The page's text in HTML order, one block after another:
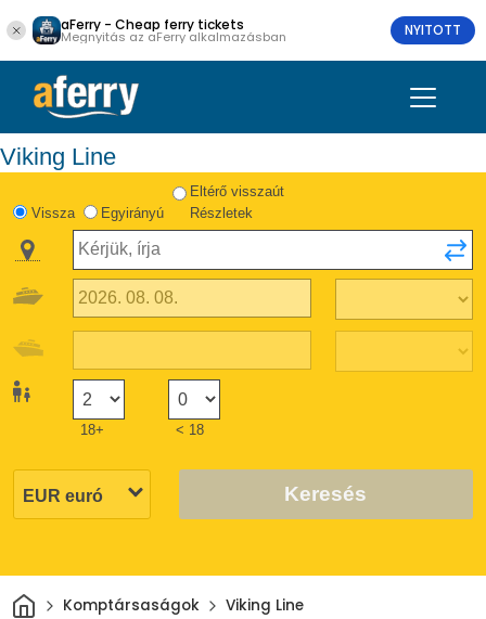
aFerry - Cheap ferry tickets
Megnyitás az aFerry alkalmazásban NYITOTT
Viking Line
Vissza Egyirányú
Eltérő visszaút
Részletek
18+ < 18
Keresés
Otthon
Komptársaságok Viking Line